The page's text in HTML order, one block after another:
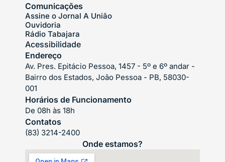
Comunicações
Assine o Jornal A União
Ouvidoria
Rádio Tabajara
Acessibilidade
Endereço
Av. Pres. Epitácio Pessoa, 1457 - 5º e 6º andar -
Bairro dos Estados, João Pessoa - PB, 58030-
001
Horários de Funcionamento
De 08h às 18h
Contatos
(83) 3214-2400
Onde estamos?